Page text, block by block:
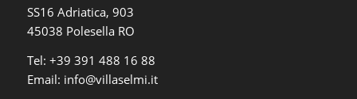
SS16 Adriatica, 903
45038 Polesella RO
Tel: +39 391 488 16 88
Email: info@villaselmi.it